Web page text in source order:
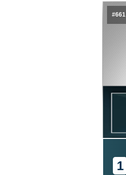
#661
1